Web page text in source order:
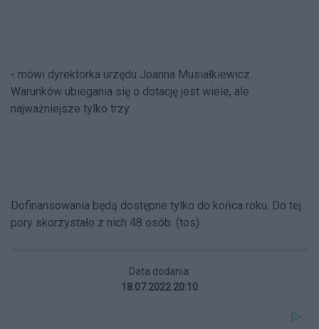
- mówi dyrektorka urzędu Joanna Musiałkiewicz.
Warunków ubiegania się o dotację jest wiele, ale
najważniejsze tylko trzy.
Dofinansowania będą dostępne tylko do końca roku. Do tej
pory skorzystało z nich 48 osób. (tos)
Data dodania:
18.07.2022 20:10